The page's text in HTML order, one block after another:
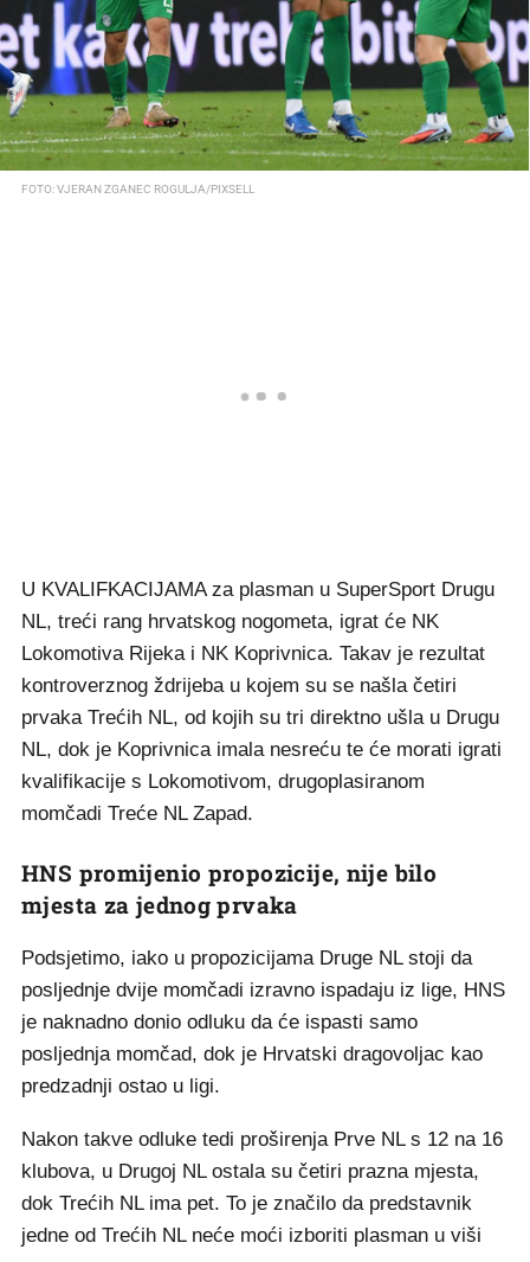
FOTO: VJERAN ZGANEC ROGULJA/PIXSELL
U KVALIFKACIJAMA za plasman u SuperSport Drugu
NL, treći rang hrvatskog nogometa, igrat će NK
Lokomotiva Rijeka i NK Koprivnica. Takav je rezultat
kontroverznog ždrijeba u kojem su se našla četiri
prvaka Trećih NL, od kojih su tri direktno ušla u Drugu
NL, dok je Koprivnica imala nesreću te će morati igrati
kvalifikacije s Lokomotivom, drugoplasiranom
momčadi Treće NL Zapad.
HNS promijenio propozicije, nije bilo
mjesta za jednog prvaka
Podsjetimo, iako u propozicijama Druge NL stoji da
posljednje dvije momčadi izravno ispadaju iz lige, HNS
je naknadno donio odluku da će ispasti samo
posljednja momčad, dok je Hrvatski dragovoljac kao
predzadnji ostao u ligi.
Nakon takve odluke tedi proširenja Prve NL s 12 na 16
klubova, u Drugoj NL ostala su četiri prazna mjesta,
dok Trećih NL ima pet. To je značilo da predstavnik
jedne od Trećih NL neće moći izboriti plasman u viši